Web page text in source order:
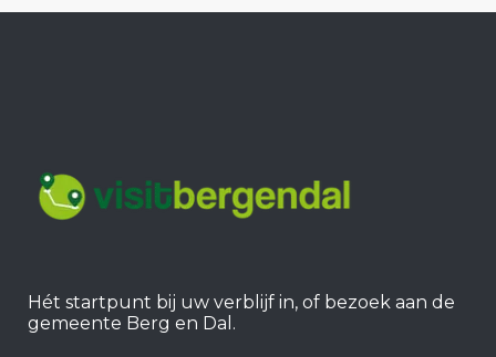
Hét startpunt bij uw verblijf in, of bezoek aan de
gemeente Berg en Dal.